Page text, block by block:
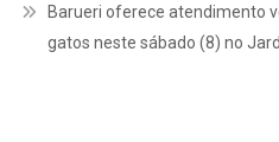
Barueri oferece atendimento
gatos neste sábado (8) no